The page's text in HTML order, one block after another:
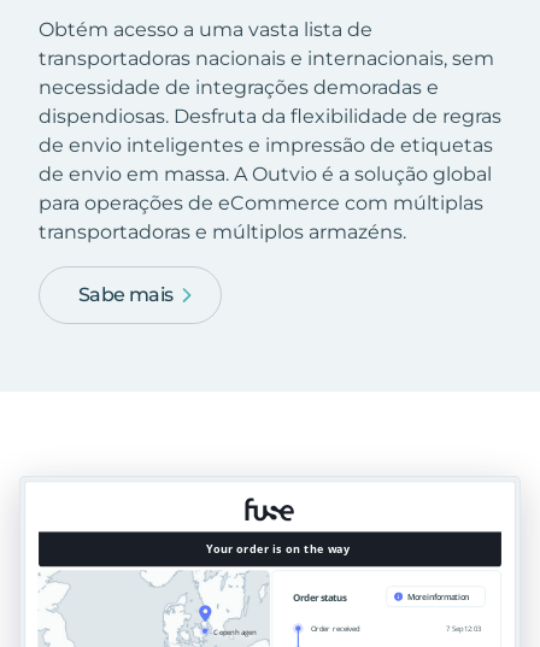
Obtém acesso a uma vasta lista de
transportadoras nacionais e internacionais, sem
necessidade de integrações demoradas e
dispendiosas. Desfruta da flexibilidade de regras
de envio inteligentes e impressão de etiquetas
de envio em massa. A Outvio é a solução global
para operações de eCommerce com múltiplas
transportadoras e múltiplos armazéns.
Sabe mais